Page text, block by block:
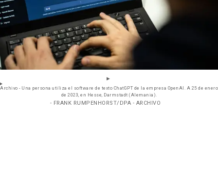
Archivo - Una persona utiliza el software de texto ChatGPT de la empresa OpenAI. A 25 de enero
de 2023, en Hesse, Darmstadt (Alemania).
- FRANK RUMPENHORST/DPA - ARCHIVO